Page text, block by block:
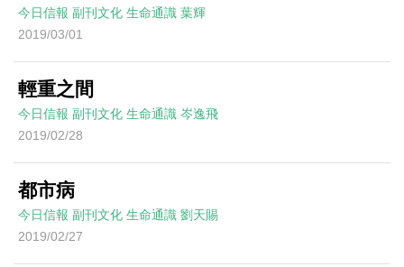
今日信報 副刊文化 生命通識 葉輝
2019/03/01
輕重之間
今日信報 副刊文化 生命通識 岑逸飛
2019/02/28
都市病
今日信報 副刊文化 生命通識 劉天賜
2019/02/27